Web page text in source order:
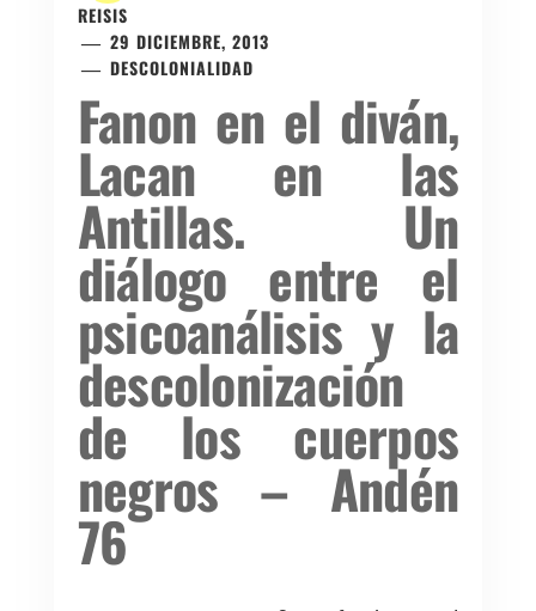
REISIS
29 DICIEMBRE, 2013
DESCOLONIALIDAD
Fanon en el diván,
Lacan en las
Antillas. Un
diálogo entre el
psicoanálisis y la
descolonización
de los cuerpos
negros – Andén
76